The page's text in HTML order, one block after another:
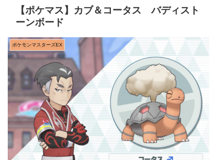
【ポケマス】カブ＆コータス バディスト
ーンボード
ポケモンマスターズEX